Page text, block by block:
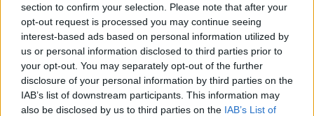
section to confirm your selection. Please note that after your
opt-out request is processed you may continue seeing
interest-based ads based on personal information utilized by
us or personal information disclosed to third parties prior to
your opt-out. You may separately opt-out of the further
disclosure of your personal information by third parties on the
IAB’s list of downstream participants. This information may
also be disclosed by us to third parties on the IAB’s List of
VIIHDEUUTISET
Sääennuste ulottuu nyt
marraskuulle – tältä näyttää
syksyn sää